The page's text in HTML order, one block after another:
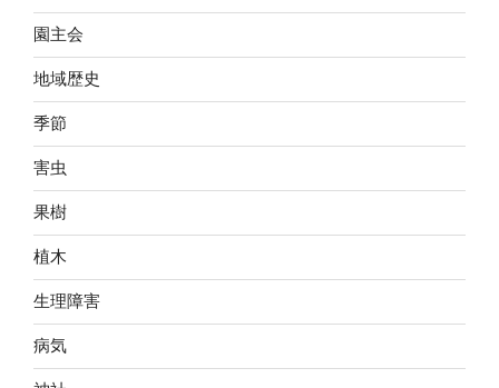
園主会
地域歴史
季節
害虫
果樹
植木
生理障害
病気